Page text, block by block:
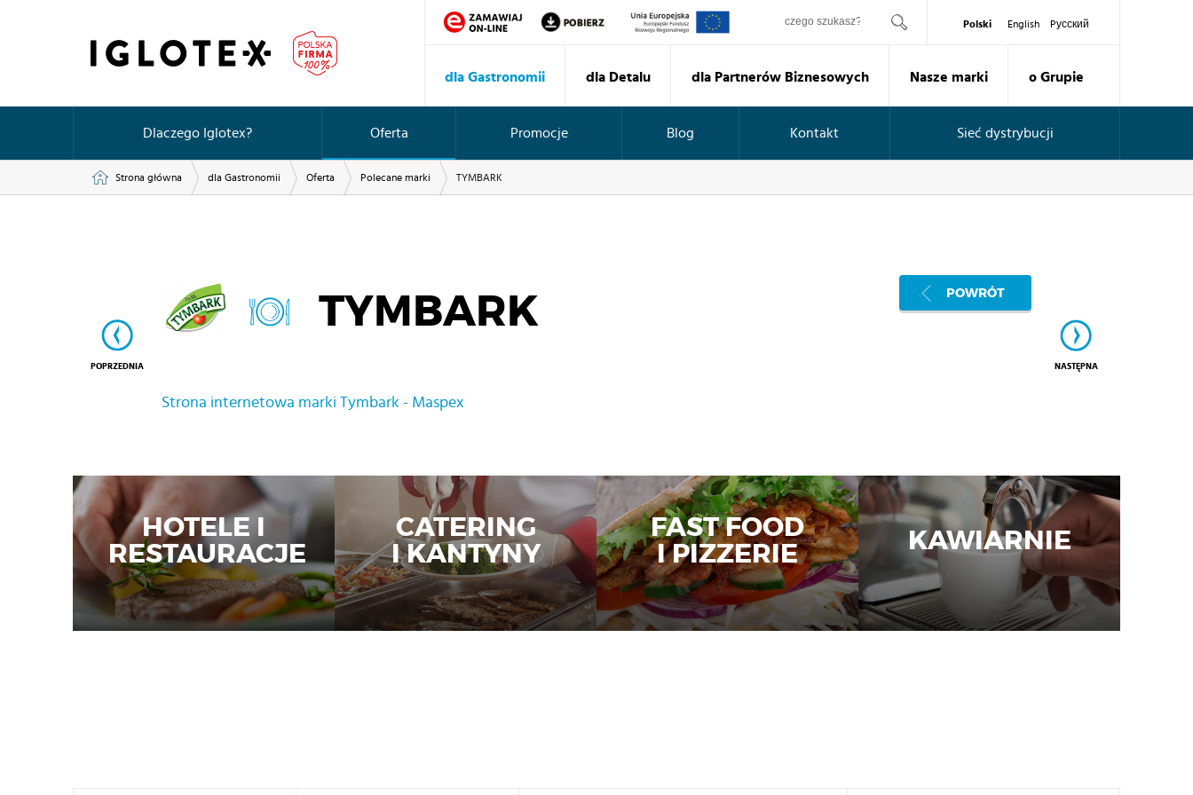
Polski English Pусский
dla Gastronomii dla Detalu dla Partnerów Biznesowych Nasze marki o Grupie
Dlaczego Iglotex? Oferta Promocje Blog Kontakt Sieć dystrybucji
Strona główna dla Gastronomii Oferta Polecane marki TYMBARK
POPRZEDNIA NASTĘPNA
POWRÓT
TYMBARK
Strona internetowa marki Tymbark - Maspex
HOTELE I
RESTAURACJE
CATERING
I KANTYNY
FAST FOOD
I PIZZERIE KAWIARNIE